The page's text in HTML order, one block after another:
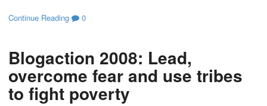
Continue Reading 0
Blogaction 2008: Lead,
overcome fear and use tribes
to fight poverty